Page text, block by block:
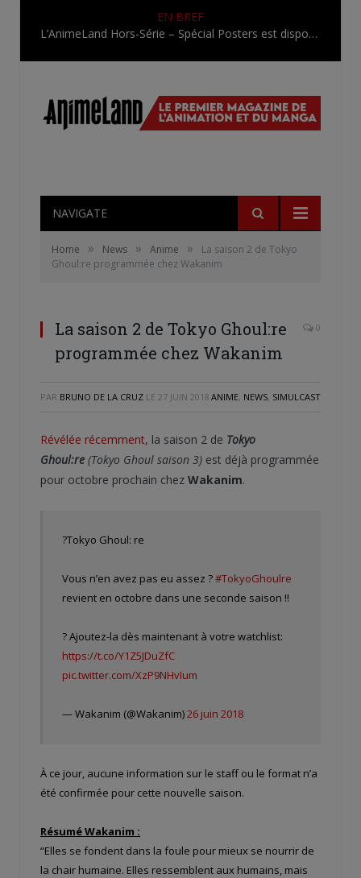
EN BREF
L’AnimeLand Hors-Série – Spécial Posters est disponible !
NAVIGATE
Home » News » Anime »
La saison 2 de Tokyo
Ghoul:re programmée chez Wakanim
La saison 2 de Tokyo Ghoul:re
programmée chez Wakanim
0
PAR BRUNO DE LA CRUZ LE 27 JUIN 2018 ANIME, NEWS, SIMULCAST
Révélée récemment, la saison 2 de Tokyo
Ghoul:re (Tokyo Ghoul saison 3) est déjà programmée
pour octobre prochain chez Wakanim.
?Tokyo Ghoul: re
Vous n’en avez pas eu assez ?#TokyoGhoulre
revient en octobre dans une seconde saison !!
? Ajoutez-la dès maintenant à votre watchlist:
https://t.co/Y1Z5JDuZfC
pic.twitter.com/XzP9NHvIum
— Wakanim (@Wakanim)26 juin 2018
À ce jour, aucune information sur le staff ou le format n’a
été confirmée pour cette nouvelle saison.
Résumé Wakanim :
“Elles se fondent dans la foule pour mieux se nourrir de
la chair humaine. Elles ressemblent aux humains, mais